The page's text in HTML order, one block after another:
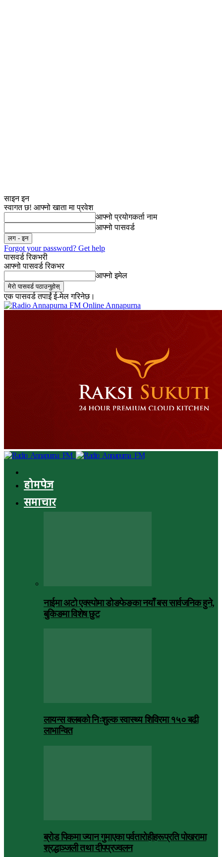
साइन इन
स्वागत छ! आफ्नो खाता मा प्रवेश
आफ्नो प्रयोगकर्ता नाम
आफ्नो पासवर्ड
Forgot your password? Get help
पासवर्ड रिकभरी
आफ्नो पासवर्ड रिकभर
आफ्नो इमेल
एक पासवर्ड तपाईं ई-मेल गरिनेछ।
Online Annapurna
होमपेज
समाचार
नाईमा अटो एक्स्पोमा डोङफेङका नयाँ बस सार्वजनिक हुने,
बुकिङमा विशेष छुट
लायन्स क्लबको निःशुल्क स्वास्थ्य शिविरमा १५० बढी
लाभान्वित
ब्रोड पिकमा ज्यान गुमाएका पर्वतारोहीहरूप्रति पोखरामा
श्रद्धाञ्जली तथा दीपप्रज्वलन